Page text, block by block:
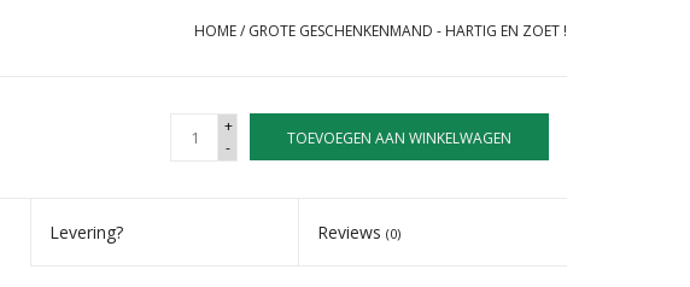
HOME/ GROTE GESCHENKENMAND - HARTIG EN ZOET !
+
-
TOEVOEGEN AAN WINKELWAGEN
Levering? Reviews(0)